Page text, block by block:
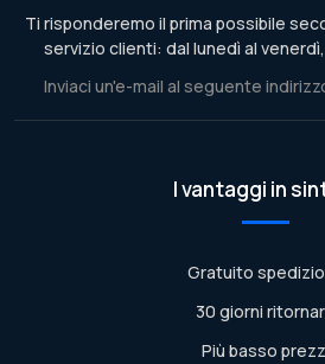
Ti risponderemo il prima possibile
servizio clienti: dal lunedì al
Inviaci un'e-mail al seguente
I vantaggi in
Gratuito
30 giorni
Più basso